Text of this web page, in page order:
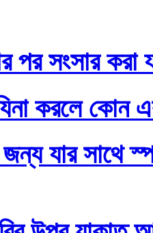
পর সংসার করা
করলে কোন
জন্য যার সাথে